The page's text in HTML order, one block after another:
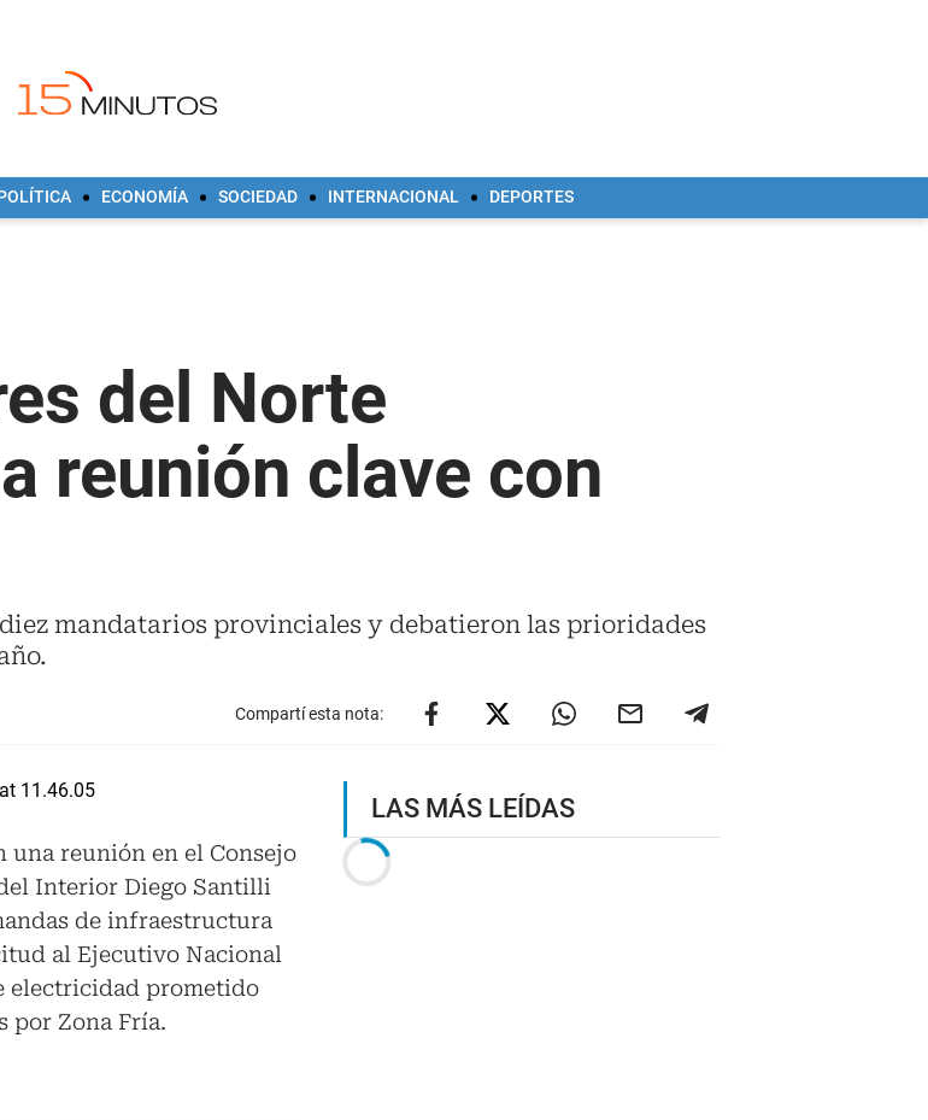
ECONOMÍA SOCIEDAD INTERNACIONAL DEPORTES
del Norte
reunión clave con
mandatarios provinciales y debatieron las prioridades
Compartí esta nota:
una reunión en el Consejo
Interior Diego Santilli
de infraestructura
al Ejecutivo Nacional
electricidad prometido
por Zona Fría.
LAS MÁS LEÍDAS